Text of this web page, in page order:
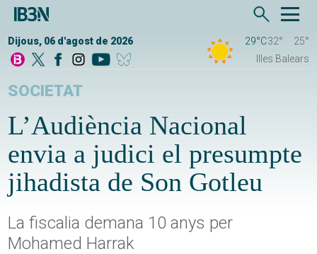
Dijous, 06 d'agost de 2026 29°C32°
25°
Illes Balears
SOCIETAT
L’Audiència Nacional
envia a judici el presumpte
jihadista de Son Gotleu
La fiscalia demana 10 anys per
Mohamed Harrak